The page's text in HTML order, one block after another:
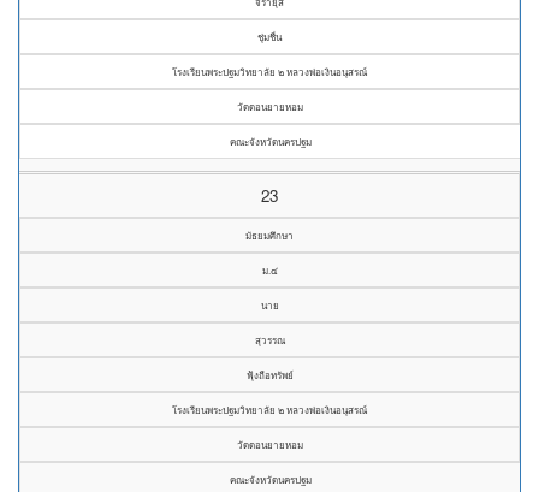
ชุ่มชื่น
โรงเรียนพระปฐมวิทยาลัย ๒ หลวงพ่อเงินอนุสรณ์
วัดดอนยายหอม
คณะจังหวัดนครปฐม
23
มัธยมศึกษา
ม.๔
นาย
สุวรรณ
ฟุ้งถือทรัพย์
โรงเรียนพระปฐมวิทยาลัย ๒ หลวงพ่อเงินอนุสรณ์
วัดดอนยายหอม
คณะจังหวัดนครปฐม